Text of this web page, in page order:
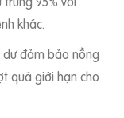
khác.
đảm bảo nồng
quá giới hạn cho